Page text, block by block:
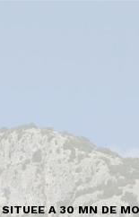
SITUEE A 30 MN DE